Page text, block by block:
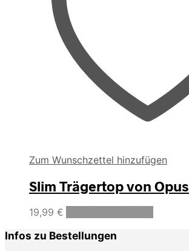
Zum Wunschzettel hinzufügen
Slim Trägertop von Opus
19,99 €
Infos zu Bestellungen